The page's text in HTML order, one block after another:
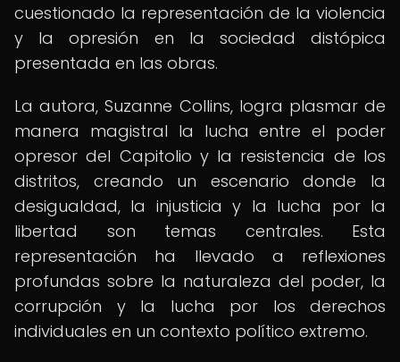
cuestionado la representación de la violencia
y la opresión en la sociedad distópica
presentada en las obras.
La autora, Suzanne Collins, logra plasmar de
manera magistral la lucha entre el poder
opresor del Capitolio y la resistencia de los
distritos, creando un escenario donde la
desigualdad, la injusticia y la lucha por la
libertad son temas centrales. Esta
representación ha llevado a reflexiones
profundas sobre la naturaleza del poder, la
corrupción y la lucha por los derechos
individuales en un contexto político extremo.